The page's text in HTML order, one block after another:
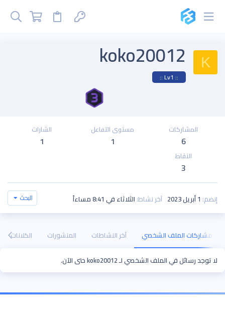
K
koko20012
:: Lv1 ::
المشاركات
6
مستوى التفاعل
1
الشارات
1
النقاط
3
إنضم 1 أبريل 2023 آخر نشاط الثلاثاء في 8:41 مساءاً البحث
مشاركات الملف الشخصي آخر النشاطات المنشورات الكلانات
لا توجد رسائل في الملف الشخصي لـ koko20012 حتى الآن.